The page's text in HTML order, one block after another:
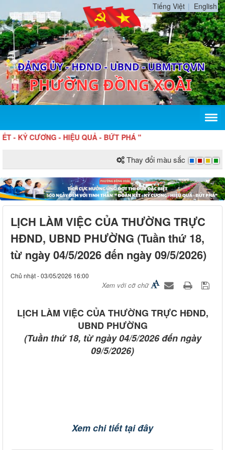
Tiếng Việt English
CƯƠNG - HIỆU QUẢ - BỨT PHÁ "
Thay đổi màu sắc
LỊCH LÀM VIỆC CỦA THƯỜNG TRỰC
HĐND, UBND PHƯỜNG (Tuần thứ 18,
từ ngày 04/5/2026 đến ngày 09/5/2026)
Chủ nhật - 03/05/2026 16:00
Xem với cỡ chữ
LỊCH LÀM VIỆC CỦA THƯỜNG TRỰC HĐND,
UBND PHƯỜNG
(Tuần thứ 18, từ ngày 04/5/2026 đến ngày
09/5/2026)
Xem chi tiết tại đây